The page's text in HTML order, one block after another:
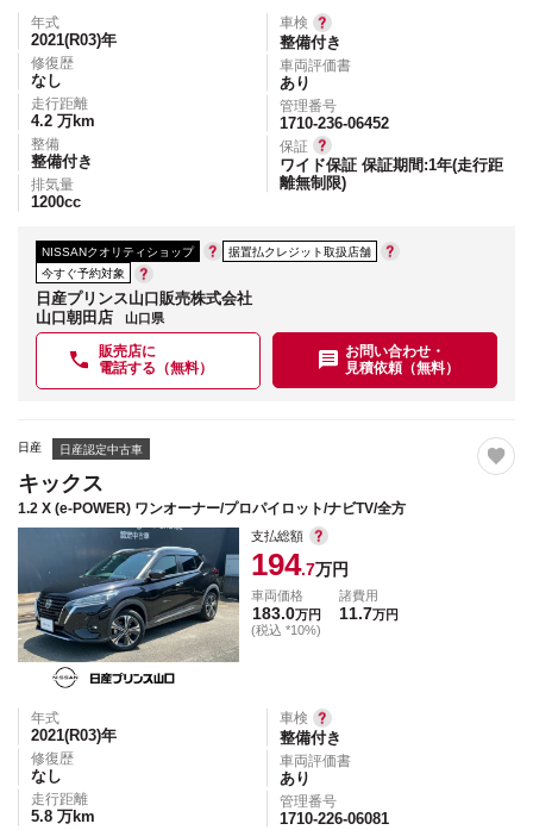
年式
2021(R03)年
修復歴
なし
走行距離
4.2 万km
整備
整備付き
排気量
1200cc
車検
整備付き
車両評価書
あり
管理番号
1710-236-06452
保証
ワイド保証 保証期間:1年(走行距
離無制限)
NISSANクオリティショップ
据置払クレジット取扱店舗
今すぐ予約対象
日産プリンス山口販売株式会社
山口朝田店
山口県
販売店に
電話する（無料）
お問い合わせ・
見積依頼（無料）
日産 日産認定中古車
キックス
1.2 X (e-POWER) ワンオーナー/プロパイロット/ナビTV/全方
支払総額
194.7万円
車両価格
183.0万円
(税込 *10%)
諸費用
11.7万円
年式
2021(R03)年
修復歴
なし
走行距離
5.8 万km
車検
整備付き
車両評価書
あり
管理番号
1710-226-06081